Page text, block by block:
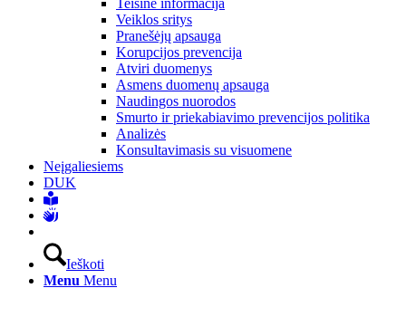
Teisinė informacija
Veiklos sritys
Pranešėjų apsauga
Korupcijos prevencija
Atviri duomenys
Asmens duomenų apsauga
Naudingos nuorodos
Smurto ir priekabiavimo prevencijos politika
Analizės
Konsultavimasis su visuomene
Neįgaliesiems
DUK
Ieškoti
Menu Menu